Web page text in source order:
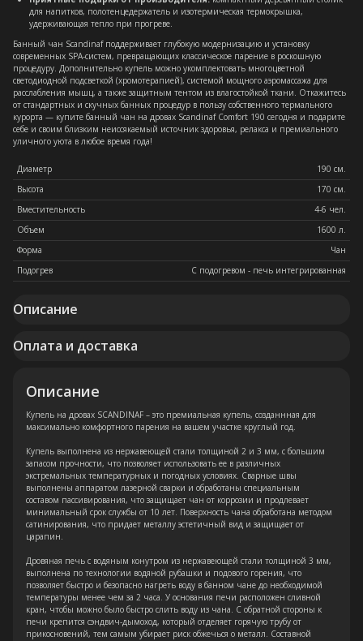
для напитков, полотенцедержатель и изотермическая термокрышка,
удерживающая тепло при прогреве.
Банный чан Scandinaf поддерживает глубокую модернизацию и установку
современных SPA-систем, превращающих классическое парение в роскошную
процедуру. Дополнительно купель можно укомплектовать многоцветной
светодиодной подсветкой (хромотерапией), системой мощного аэромассажа для
расслабления мышц, а также защитным тентом из влагостойкой ткани. Откажитесь
от стандартных и скучных банных процедур в пользу собственного термального
курорта — купите банный чан на дровах Scandinaf Comfort 190 сегодня и подарите
себе и своим близким неиссякаемый источник здоровья, релакса и премиального
уличного уюта в любое время года!
Диаметр
190 см.
Высота
170 см.
Вместительность
4-6 чел.
Объем
1600 л.
Форма
Чан
Подогрев
С подогревом - печь интегрированная
Описание
Оплата и доставка
Описание
Купель на дровах SCANDINAF – это премиальная купель, созданнная для
максимально комфортного парения на вашем участке круглый год.
Купель выполнена из нержавеющей стали толщиной 2 и 3 мм, с большим
запасом прочности, что позволяет использовать ее в различных
экстремальных температурных и погодных условиях. Сварные швы
выполнены аппаратом лазерной сварки и обработаны специальным
составом пассивирования, что защищает чан от коррозии и продлевает
минимальный срок службы от 10 лет. Поверхность чана обработана методом
сатинирования, что придает металлу эстетичный вид и защищает от
царапин.
Дровяная печь с водяным конутром из нержавеющей стали толщиной 3 мм,
выполнена по технологии водяной рубашки и подового горения, что
позволяет быстро и безопасно нагреть воду в банном чане до необходимой
температуры менее чем за 2 часа. У основания печи расположен сливной
кран, чтобы можно было быстро слить воду из чана. С обратной стороны к
печи крепится сэндвич-дымоход, который отделяет горячую трубу от
прикосновений, тем самым убирает риск обжечься о металл. Составной